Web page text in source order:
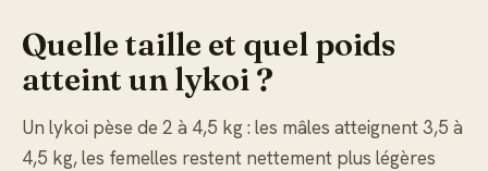
Quelle taille et quel poids
atteint un lykoi ?
Un lykoi pèse de 2 à 4,5 kg : les mâles atteignent 3,5 à
4,5 kg, les femelles restent nettement plus légères